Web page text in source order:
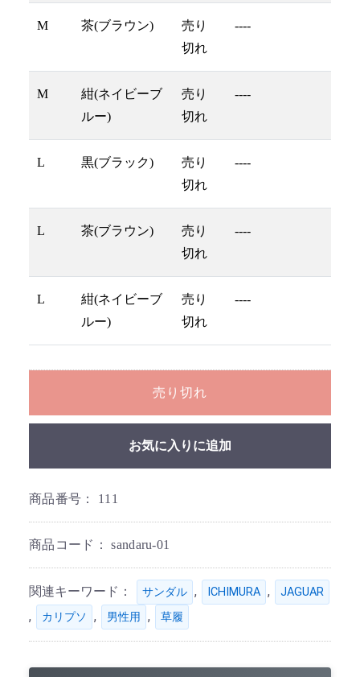
M 茶(ブラウン)
売り
切れ
----
M
紺(ネイビーブ
ルー)
売り
切れ
----
L 黒(ブラック)
売り
切れ
----
L 茶(ブラウン)
売り
切れ
----
L
紺(ネイビーブ
ルー)
売り
切れ
----
売り切れ
お気に入りに追加
商品番号： 111
商品コード：sandaru-01
関連キーワード： サンダル , ICHIMURA , JAGUAR
, カリプソ , 男性用 , 草履